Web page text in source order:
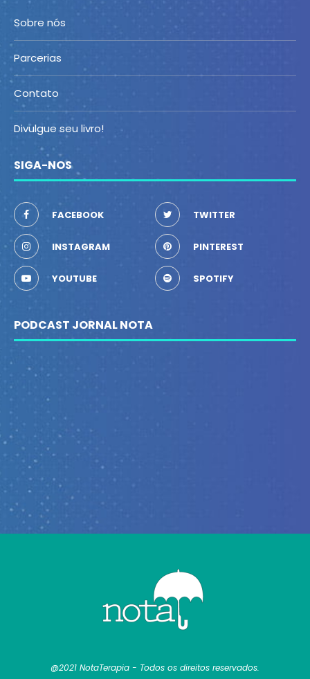
Sobre nós
Parcerias
Contato
Divulgue seu livro!
SIGA-NOS
FACEBOOK TWITTER
INSTAGRAM PINTEREST
YOUTUBE SPOTIFY
PODCAST JORNAL NOTA
@2021 NotaTerapia - Todos os direitos reservados.